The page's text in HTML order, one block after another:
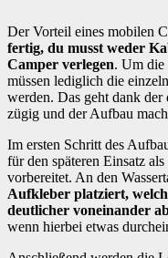
Der Vorteil eines mobilen
fertig, du musst weder
Camper verlegen. Um die
müssen lediglich die
werden. Das geht dank
zügig und der Aufbau
Im ersten Schritt des
für den späteren Einsatz
vorbereitet. An den
Aufkleber platziert,
deutlicher voneinander
wenn hierbei etwas